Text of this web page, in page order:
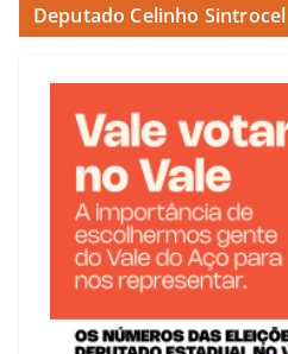
Deputado Celinho Sintrocel